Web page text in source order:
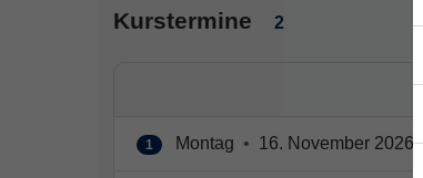
Kurstermine 2
1 Montag • 16. November 2026